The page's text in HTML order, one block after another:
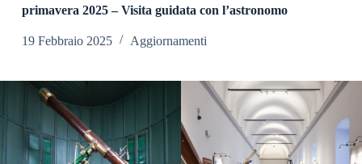
e
t
primavera 2025 – Visita guidata con l’astronomo
19 Febbraio 2025 Aggiornamenti